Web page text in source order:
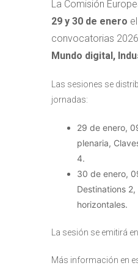
La Comisión
29 y 30 de enero
convocatorias
Mundo digital,
Las sesiones se
jornadas:
29 de enero,
plenaria,
4.
30 de enero,
Destinations
horizontales.
La sesión se emitirá
Más información en